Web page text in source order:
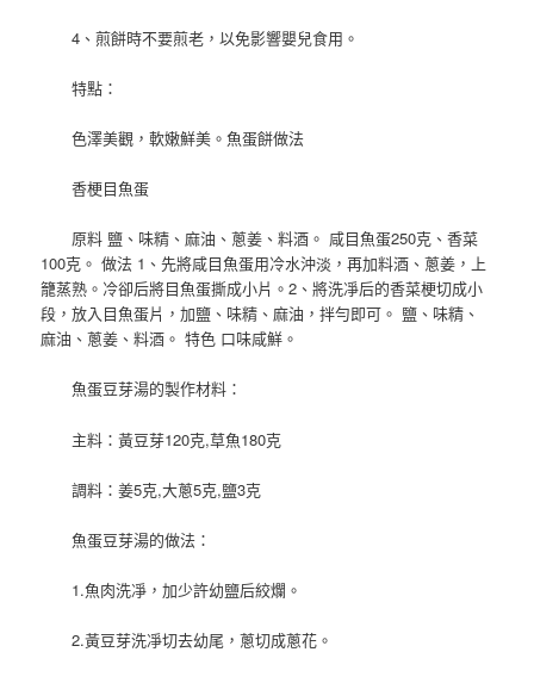
4、煎餅時不要煎老，以免影響嬰兒食用。
特點：
色澤美觀，軟嫩鮮美。魚蛋餅做法
香梗目魚蛋
原料 鹽、味精、麻油、蔥姜、料酒。 咸目魚蛋250克、香菜
100克。 做法 1、先將咸目魚蛋用冷水沖淡，再加料酒、蔥姜，上
籠蒸熟。冷卻后將目魚蛋撕成小片。2、將洗凈后的香菜梗切成小
段，放入目魚蛋片，加鹽、味精、麻油，拌勻即可。 鹽、味精、
麻油、蔥姜、料酒。 特色 口味咸鮮。
魚蛋豆芽湯的製作材料：
主料：黃豆芽120克,草魚180克
調料：姜5克,大蔥5克,鹽3克
魚蛋豆芽湯的做法：
1.魚肉洗凈，加少許幼鹽后絞爛。
2.黃豆芽洗凈切去幼尾，蔥切成蔥花。